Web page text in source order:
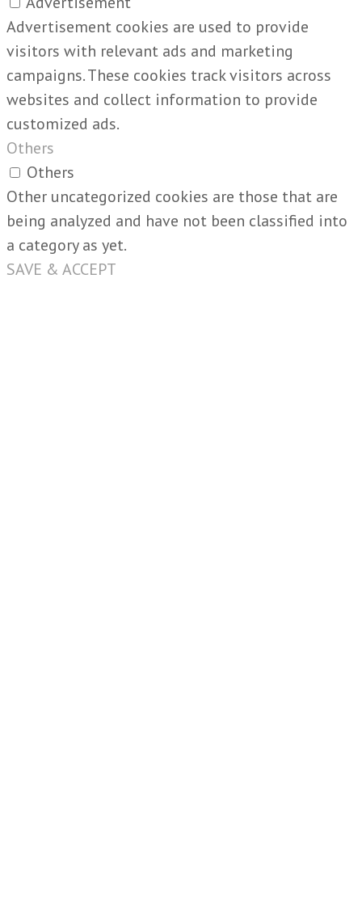
Advertisement cookies are used to provide
visitors with relevant ads and marketing
campaigns. These cookies track visitors across
websites and collect information to provide
customized ads.
Others
Others
Other uncategorized cookies are those that are
being analyzed and have not been classified into
a category as yet.
SAVE & ACCEPT